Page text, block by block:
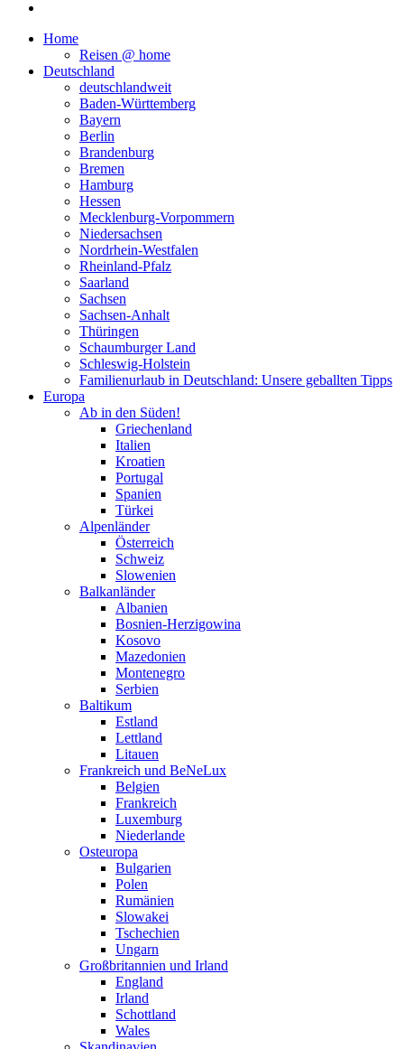
Home
Reisen @ home
Deutschland
deutschlandweit
Baden-Württemberg
Bayern
Berlin
Brandenburg
Bremen
Hamburg
Hessen
Mecklenburg-Vorpommern
Niedersachsen
Nordrhein-Westfalen
Rheinland-Pfalz
Saarland
Sachsen
Sachsen-Anhalt
Thüringen
Schaumburger Land
Schleswig-Holstein
Familienurlaub in Deutschland: Unsere geballten Tipps
Europa
Ab in den Süden!
Griechenland
Italien
Kroatien
Portugal
Spanien
Türkei
Alpenländer
Österreich
Schweiz
Slowenien
Balkanländer
Albanien
Bosnien-Herzigowina
Kosovo
Mazedonien
Montenegro
Serbien
Baltikum
Estland
Lettland
Litauen
Frankreich und BeNeLux
Belgien
Frankreich
Luxemburg
Niederlande
Osteuropa
Bulgarien
Polen
Rumänien
Slowakei
Tschechien
Ungarn
Großbritannien und Irland
England
Irland
Schottland
Wales